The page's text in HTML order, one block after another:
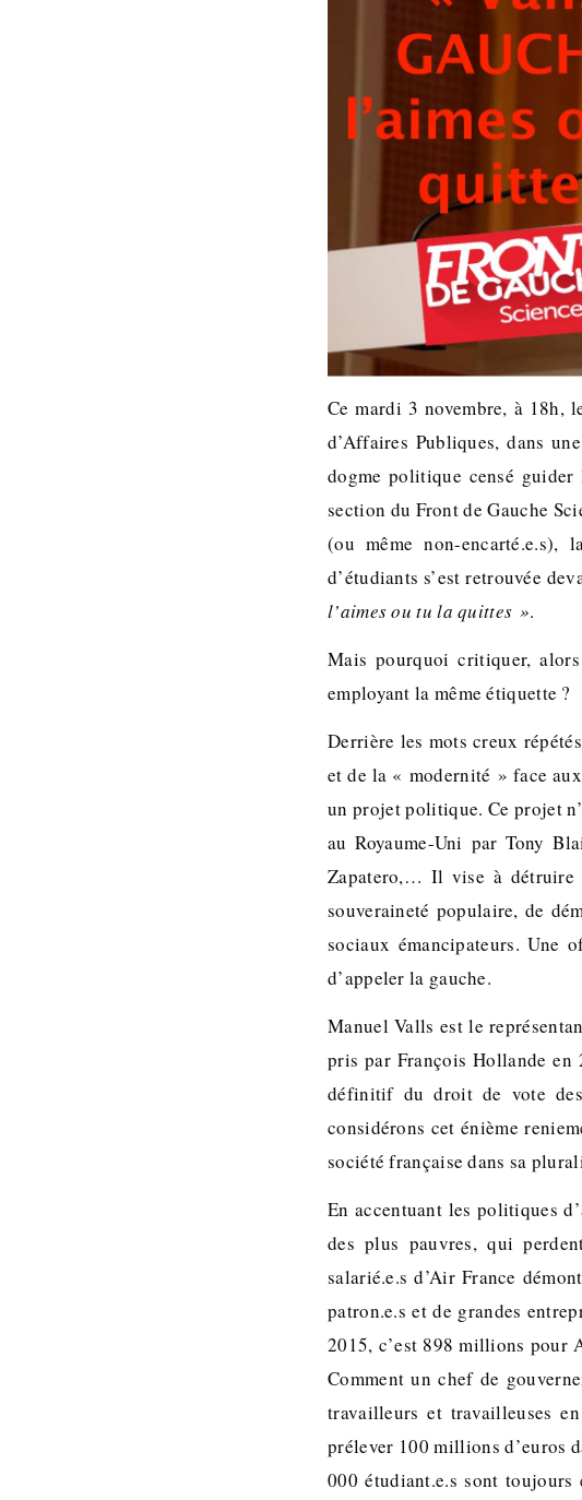
Ce mardi 3 novembre, à 18h,
d’Affaires Publiques, dans
dogme politique censé
section du Front de Gauche
(ou même non-
d’étudiants s’est retrouvée
l’aimes ou tu la quittes ».
Mais pourquoi critiquer,
employant la même étiquette ?
Derrière les mots creux
et de la « modernité » face
un projet politique. Ce projet
au Royaume-Uni par Tony
Zapatero,… Il vise à détruire
souveraineté populaire, de
sociaux émancipateurs. Une
d’appeler la gauche.
Manuel Valls est le
pris par François Hollande
définitif du droit de vote des
considérons cet énième
société française dans sa
En accentuant les politiques
des plus pauvres, qui
salarié.e.s d’Air France
patron.e.s et de grandes
2015, c’est 898 millions pour
Comment un chef de
travailleurs et travailleuses
prélever 100 millions d’euros
000 étudiant.e.s sont toujours